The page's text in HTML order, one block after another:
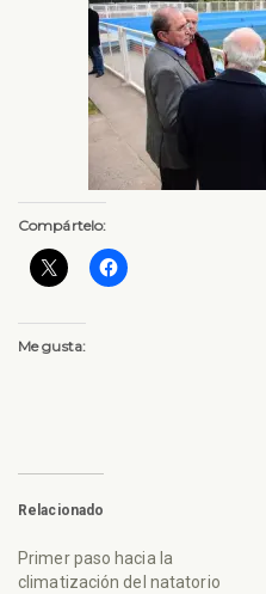
Compártelo:
Me gusta:
Relacionado
Primer paso hacia la
climatización del natatorio